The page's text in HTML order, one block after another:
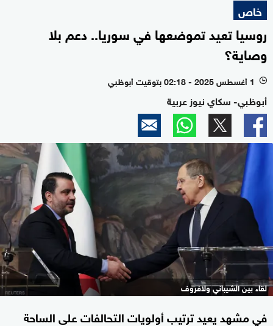
خاص
روسيا تعيد تموضعها في سوريا.. دعم بلا
وصاية؟
l 1 أغسطس 2025 - 02:18 بتوقيت أبوظبي
أبوظبي- سكاي نيوز عربية
لقاء بين الشيباني ولافروف
في مشهد يعيد ترتيب أولويات التحالفات على الساحة